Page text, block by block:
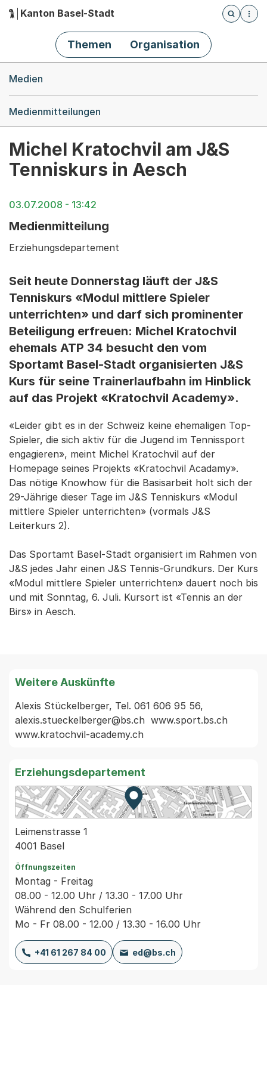
Hauptnavigation
Kanton Basel-Stadt
Öffnet
Themen Organisation
Medien
Medienmitteilungen
Michel Kratochvil am J&S
Tenniskurs in Aesch
03.07.2008 - 13:42
Medienmitteilung
Erziehungsdepartement
Seit heute Donnerstag läuft der J&S
Tenniskurs «Modul mittlere Spieler
unterrichten» und darf sich prominenter
Beteiligung erfreuen: Michel Kratochvil
ehemals ATP 34 besucht den vom
Sportamt Basel-Stadt organisierten J&S
Kurs für seine Trainerlaufbahn im Hinblick
auf das Projekt «Kratochvil Academy».
«Leider gibt es in der Schweiz keine ehemaligen Top-
Spieler, die sich aktiv für die Jugend im Tennissport
engagieren», meint Michel Kratochvil auf der
Homepage seines Projekts «Kratochvil Acadamy».
Das nötige Knowhow für die Basisarbeit holt sich der
29-Jährige dieser Tage im J&S Tenniskurs «Modul
mittlere Spieler unterrichten» (vormals J&S
Leiterkurs 2).
Das Sportamt Basel-Stadt organisiert im Rahmen von
J&S jedes Jahr einen J&S Tennis-Grundkurs. Der Kurs
«Modul mittlere Spieler unterrichten» dauert noch bis
und mit Sonntag, 6. Juli. Kursort ist «Tennis an der
Birs» in Aesch.
Weitere Auskünfte
Alexis Stückelberger, Tel. 061 606 95 56,
alexis.stueckelberger@bs.ch  www.sport.bs.ch
www.kratochvil-academy.ch
Erziehungsdepartement
Zur Karte von MapBS.
Externer Link, wird in einem
Leimenstrasse 1
4001 Basel
Öffnungszeiten
Montag - Freitag
08.00 - 12.00 Uhr / 13.30 - 17.00 Uhr
Während den Schulferien
Mo - Fr 08.00 - 12.00 / 13.30 - 16.00 Uhr
+41 61 267 84 00 ed@bs.ch